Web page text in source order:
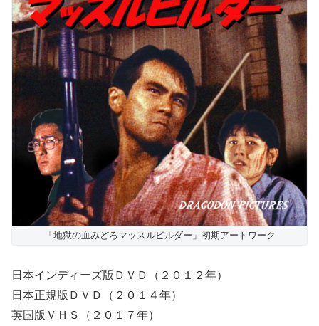
「地獄の血みどろマッスルビルダー」初期アートワーク
日本インディーズ版ＤＶＤ（２０１２年）
日本正規版ＤＶＤ（２０１４年）
英国版ＶＨＳ（２０１７年）